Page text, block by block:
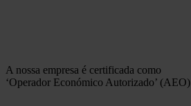
A nossa empresa é certificada como
‘Operador Económico Autorizado’ (AEO)